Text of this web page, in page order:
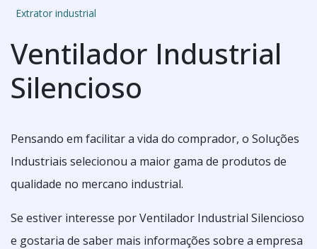
Extrator industrial
Ventilador Industrial
Silencioso
Pensando em facilitar a vida do comprador, o Soluções
Industriais selecionou a maior gama de produtos de
qualidade no mercano industrial.
Se estiver interesse por Ventilador Industrial Silencioso
e gostaria de saber mais informações sobre a empresa